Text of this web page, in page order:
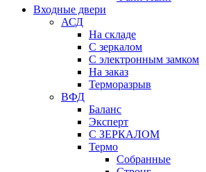
Входные двери
АСД
На складе
С зеркалом
С электронным замком
На заказ
Терморазрыв
ВФД
Баланс
Эксперт
С ЗЕРКАЛОМ
Термо
Собранные